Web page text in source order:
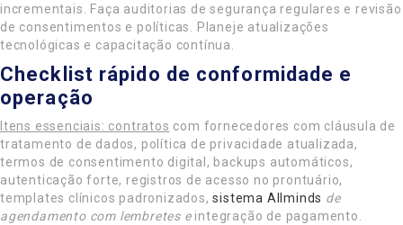
incrementais. Faça auditorias de segurança regulares e revisão
de consentimentos e políticas. Planeje atualizações
tecnológicas e capacitação contínua.
Checklist rápido de conformidade e
operação
Itens essenciais: contratos com fornecedores com cláusula de
tratamento de dados, política de privacidade atualizada,
termos de consentimento digital, backups automáticos,
autenticação forte, registros de acesso no prontuário,
templates clínicos padronizados,sistema Allminds de
agendamento com lembretes eintegração de pagamento.